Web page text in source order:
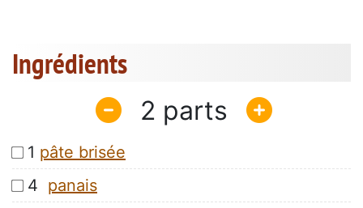
Ingrédients
2
1 pâte brisée
4 panais